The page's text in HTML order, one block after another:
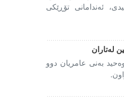
ئەندامانی تۆڕێکی
لەتاران
بەنی عامریان دوو